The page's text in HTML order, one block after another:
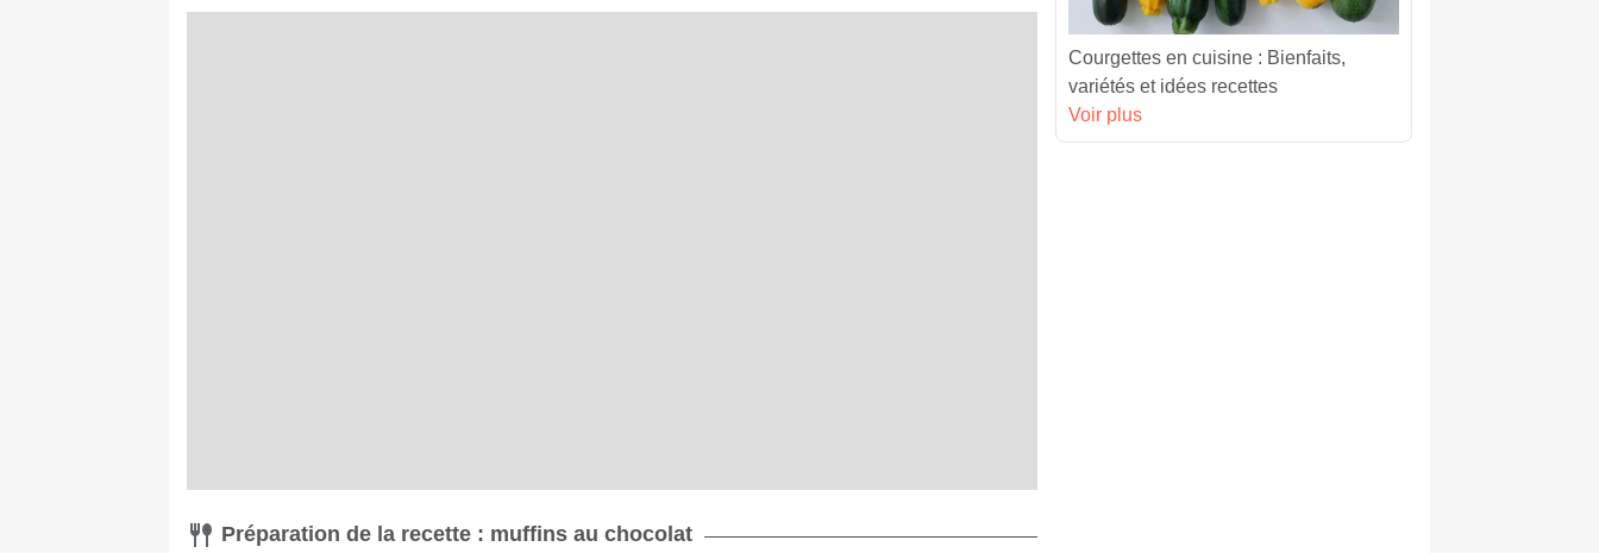
Préparation de la recette : muffins au chocolat
Courgettes en cuisine : Bienfaits,
variétés et idées recettes
Voir plus